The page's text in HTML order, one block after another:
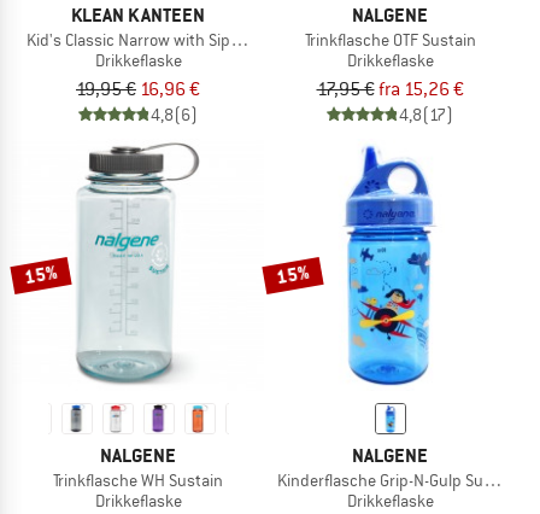
KLEAN KANTEEN
Kid's Classic Narrow with Sippy Cap
Drikkeflaske
19,95 € 16,96 €
4,8(6)
NALGENE
Trinkflasche OTF Sustain
Drikkeflaske
17,95 €fra 15,26 €
4,8(17)
15%
NALGENE
Trinkflasche WH Sustain
Drikkeflaske
15%
NALGENE
Kinderflasche Grip-N-Gulp Sustain
Drikkeflaske